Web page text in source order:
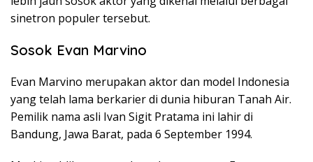
sinetron populer tersebut.
Sosok Evan Marvino
Evan Marvino merupakan aktor dan model Indonesia
yang telah lama berkarier di dunia hiburan Tanah Air.
Pemilik nama asli Ivan Sigit Pratama ini lahir di
Bandung, Jawa Barat, pada 6 September 1994.